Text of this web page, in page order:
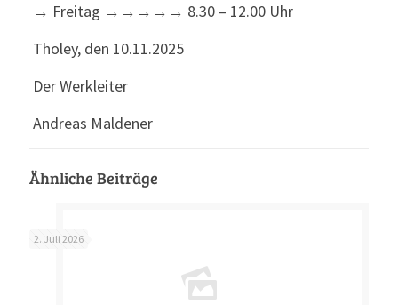
→ Freitag →→→→→ 8.30 – 12.00 Uhr
Tholey, den 10.11.2025
Der Werkleiter
Andreas Maldener
Ähnliche Beiträge
2. Juli 2026